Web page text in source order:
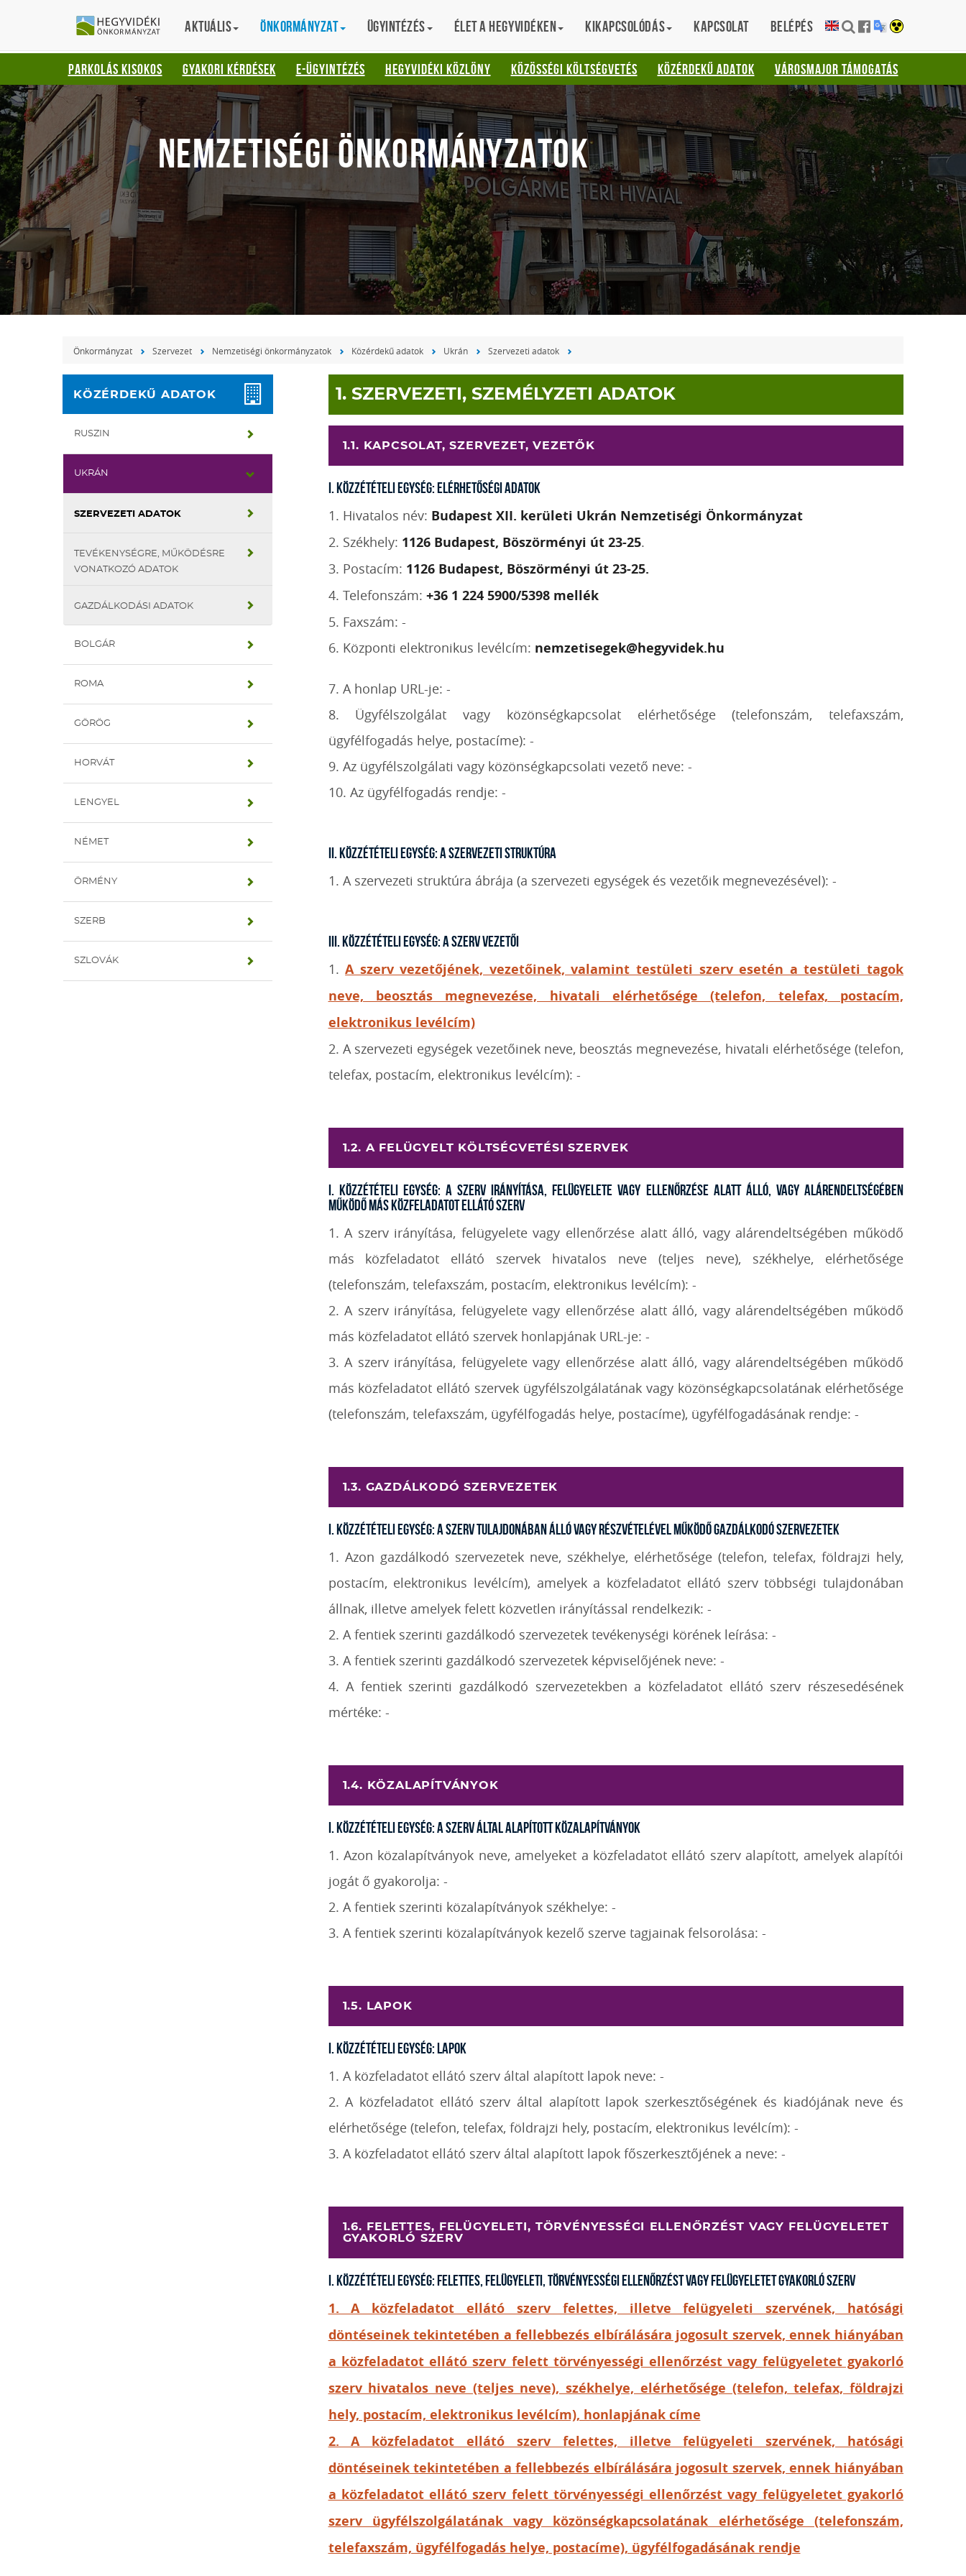
Bejelentkezés:
"L"
HEGYVIDÉKI
ÖNKORMÁNYZAT
Aktuális Önkormányzat Ügyintézés Élet a hegyvidéken Kikapcsolódás Kapcsolat Belépés
English Translation
PARKOLÁS KISOKOS GYAKORI KÉRDÉSEK E-ÜGYINTÉZÉS HEGYVIDÉKI KÖZLÖNY KÖZÖSSÉGI KÖLTSÉGVETÉS KÖZÉRDEKŰ ADATOK VÁROSMAJOR TÁMOGATÁS
NEMZETISÉGI ÖNKORMÁNYZATOK
Önkormányzat Szervezet Nemzetiségi önkormányzatok Közérdekű adatok Ukrán Szervezeti adatok
KÖZÉRDEKŰ ADATOK
RUSZIN
UKRÁN
SZERVEZETI ADATOK
TEVÉKENYSÉGRE, MŰKÖDÉSRE
VONATKOZÓ ADATOK
GAZDÁLKODÁSI ADATOK
BOLGÁR
ROMA
GÖRÖG
HORVÁT
LENGYEL
NÉMET
ÖRMÉNY
SZERB
SZLOVÁK
1. SZERVEZETI, SZEMÉLYZETI ADATOK
1.1. KAPCSOLAT, SZERVEZET, VEZETŐK
I. Közzétételi egység: Elérhetőségi adatok
1. Hivatalos név: Budapest XII. kerületi Ukrán Nemzetiségi Önkormányzat
2. Székhely: 1126 Budapest, Böszörményi út 23-25.
3. Postacím: 1126 Budapest, Böszörményi út 23-25.
4. Telefonszám: +36 1 224 5900/5398 mellék
5. Faxszám: -
6. Központi elektronikus levélcím: nemzetisegek@hegyvidek.hu
7. A honlap URL-je: -
8. Ügyfélszolgálat vagy közönségkapcsolat elérhetősége (telefonszám, telefaxszám,
ügyfélfogadás helye, postacíme): -
9. Az ügyfélszolgálati vagy közönségkapcsolati vezető neve: -
10. Az ügyfélfogadás rendje: -
II. Közzétételi egység: A szervezeti struktúra
1. A szervezeti struktúra ábrája (a szervezeti egységek és vezetőik megnevezésével): -
III. Közzétételi egység: A szerv vezetői
1.A szerv vezetőjének, vezetőinek, valamint testületi szerv esetén a testületi tagok
neve, beosztás megnevezése, hivatali elérhetősége (telefon, telefax, postacím,
elektronikus levélcím)
2. A szervezeti egységek vezetőinek neve, beosztás megnevezése, hivatali elérhetősége (telefon,
telefax, postacím, elektronikus levélcím): -
1.2. A FELÜGYELT KÖLTSÉGVETÉSI SZERVEK
I. Közzétételi egység: A szerv irányítása, felügyelete vagy ellenőrzése alatt álló, vagy alárendeltségében
működő más közfeladatot ellátó szerv
1. A szerv irányítása, felügyelete vagy ellenőrzése alatt álló, vagy alárendeltségében működő
más közfeladatot ellátó szervek hivatalos neve (teljes neve), székhelye, elérhetősége
(telefonszám, telefaxszám, postacím, elektronikus levélcím): -
2. A szerv irányítása, felügyelete vagy ellenőrzése alatt álló, vagy alárendeltségében működő
más közfeladatot ellátó szervek honlapjának URL-je: -
3. A szerv irányítása, felügyelete vagy ellenőrzése alatt álló, vagy alárendeltségében működő
más közfeladatot ellátó szervek ügyfélszolgálatának vagy közönségkapcsolatának elérhetősége
(telefonszám, telefaxszám, ügyfélfogadás helye, postacíme), ügyfélfogadásának rendje: -
1.3. GAZDÁLKODÓ SZERVEZETEK
I. Közzétételi egység: A szerv tulajdonában álló vagy részvételével működő gazdálkodó szervezetek
1. Azon gazdálkodó szervezetek neve, székhelye, elérhetősége (telefon, telefax, földrajzi hely,
postacím, elektronikus levélcím), amelyek a közfeladatot ellátó szerv többségi tulajdonában
állnak, illetve amelyek felett közvetlen irányítással rendelkezik: -
2. A fentiek szerinti gazdálkodó szervezetek tevékenységi körének leírása: -
3. A fentiek szerinti gazdálkodó szervezetek képviselőjének neve: -
4. A fentiek szerinti gazdálkodó szervezetekben a közfeladatot ellátó szerv részesedésének
mértéke: -
1.4. KÖZALAPÍTVÁNYOK
I. Közzétételi egység: A szerv által alapított közalapítványok
1. Azon közalapítványok neve, amelyeket a közfeladatot ellátó szerv alapított, amelyek alapítói
jogát ő gyakorolja: -
2. A fentiek szerinti közalapítványok székhelye: -
3. A fentiek szerinti közalapítványok kezelő szerve tagjainak felsorolása: -
1.5. LAPOK
I. Közzétételi egység: Lapok
1. A közfeladatot ellátó szerv által alapított lapok neve: -
2. A közfeladatot ellátó szerv által alapított lapok szerkesztőségének és kiadójának neve és
elérhetősége (telefon, telefax, földrajzi hely, postacím, elektronikus levélcím): -
3. A közfeladatot ellátó szerv által alapított lapok főszerkesztőjének a neve: -
1.6. FELETTES, FELÜGYELETI, TÖRVÉNYESSÉGI ELLENŐRZÉST VAGY FELÜGYELETET
GYAKORLÓ SZERV
I. Közzétételi egység: Felettes, felügyeleti, törvényességi ellenőrzést vagy felügyeletet gyakorló szerv
1. A közfeladatot ellátó szerv felettes, illetve felügyeleti szervének, hatósági
döntéseinek tekintetében a fellebbezés elbírálására jogosult szervek, ennek hiányában
a közfeladatot ellátó szerv felett törvényességi ellenőrzést vagy felügyeletet gyakorló
szerv hivatalos neve (teljes neve), székhelye, elérhetősége (telefon, telefax, földrajzi
hely, postacím, elektronikus levélcím), honlapjának címe
2. A közfeladatot ellátó szerv felettes, illetve felügyeleti szervének, hatósági
döntéseinek tekintetében a fellebbezés elbírálására jogosult szervek, ennek hiányában
a közfeladatot ellátó szerv felett törvényességi ellenőrzést vagy felügyeletet gyakorló
szerv ügyfélszolgálatának vagy közönségkapcsolatának elérhetősége (telefonszám,
telefaxszám, ügyfélfogadás helye, postacíme), ügyfélfogadásának rendje